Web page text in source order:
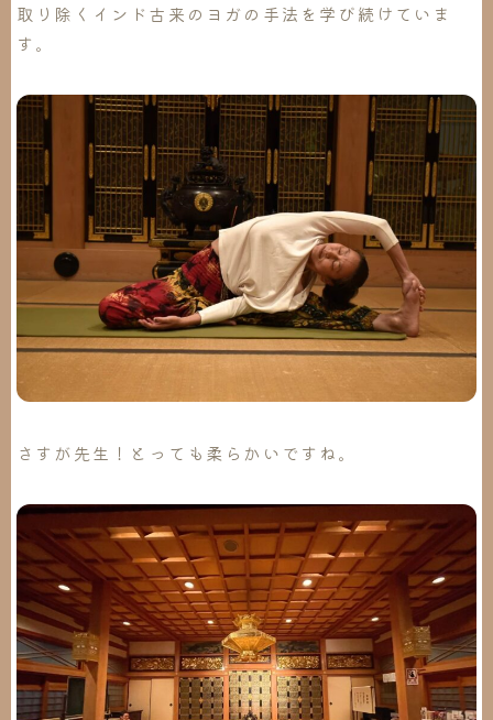
取り除くインド古来のヨガの手法を学び続けていま
す。
さすが先生！とっても柔らかいですね。